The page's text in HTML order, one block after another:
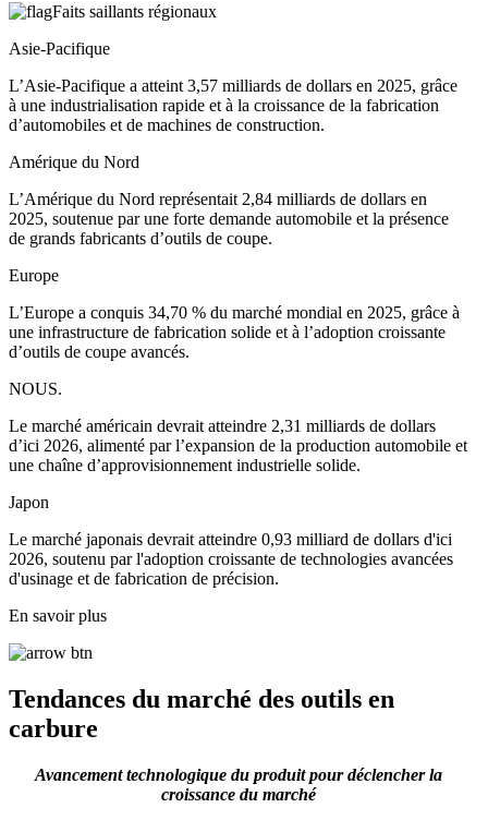
Faits saillants régionaux
Asie-Pacifique
L’Asie-Pacifique a atteint 3,57 milliards de dollars en 2025, grâce
à une industrialisation rapide et à la croissance de la fabrication
d’automobiles et de machines de construction.
Amérique du Nord
L’Amérique du Nord représentait 2,84 milliards de dollars en
2025, soutenue par une forte demande automobile et la présence
de grands fabricants d’outils de coupe.
Europe
L’Europe a conquis 34,70 % du marché mondial en 2025, grâce à
une infrastructure de fabrication solide et à l’adoption croissante
d’outils de coupe avancés.
NOUS.
Le marché américain devrait atteindre 2,31 milliards de dollars
d’ici 2026, alimenté par l’expansion de la production automobile et
une chaîne d’approvisionnement industrielle solide.
Japon
Le marché japonais devrait atteindre 0,93 milliard de dollars d'ici
2026, soutenu par l'adoption croissante de technologies avancées
d'usinage et de fabrication de précision.
En savoir plus
Tendances du marché des outils en
carbure
Avancement technologique du produit pour déclencher la
croissance du marché